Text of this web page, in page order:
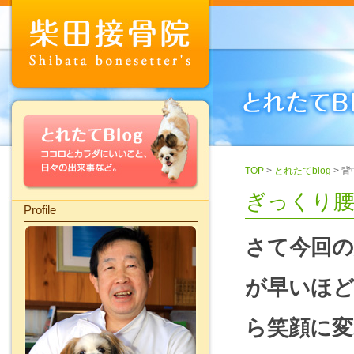
Profile
TOP > とれたてblog > 背
ぎっくり
さて今回
が早いほ
ら笑顔に